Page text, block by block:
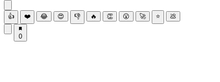
👍 ❤️ 😂 😍 👎 🔥 👏 😮 🚀 ⭐ 💩
0